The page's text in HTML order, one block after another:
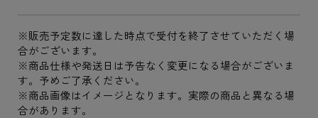
※販売予定数に達した時点で受付を終了させていただく場
合がございます。
※商品仕様や発送日は予告なく変更になる場合がございま
す。予めご了承ください。
※商品画像はイメージとなります。実際の商品と異なる場
合があります。